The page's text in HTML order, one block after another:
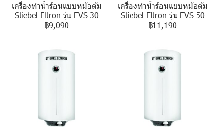
เครื่องทำน้ำร้อนแบบหม้อต้ม
Stiebel Eltron รุ่น EVS 30
฿9,090
เครื่องทำน้ำร้อนแบบหม้อต้ม
Stiebel Eltron รุ่น EVS 50
฿11,190